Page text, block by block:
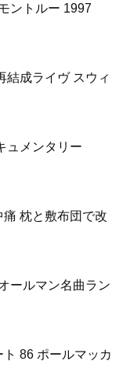
ントルー 1997
結成ライヴ スウィ
ュメンタリー
枕と敷布団で改
ールマン名曲ラン
86 ポールマッカ